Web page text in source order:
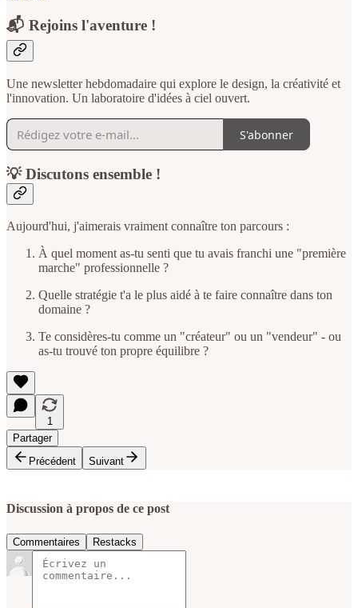
📬 Rejoins l'aventure !
Une newsletter hebdomadaire qui explore le design, la créativité et
l'innovation. Un laboratoire d'idées à ciel ouvert.
S'abonner
💡 Discutons ensemble !
Aujourd'hui, j'aimerais vraiment connaître ton parcours :
À quel moment as-tu senti que tu avais franchi une "première
marche" professionnelle ?
Quelle stratégie t'a le plus aidé à te faire connaître dans ton
domaine ?
Te considères-tu comme un "créateur" ou un "vendeur" - ou
as-tu trouvé ton propre équilibre ?
1
Partager
Précédent
Suivant
Discussion à propos de ce post
Commentaires Restacks